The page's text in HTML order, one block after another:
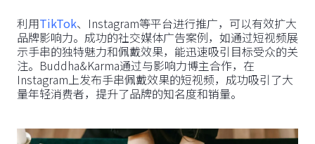
利用TikTok、Instagram等平台进行推广，可以有效扩大
品牌影响力。成功的社交媒体广告案例，如通过短视频展
示手串的独特魅力和佩戴效果，能迅速吸引目标受众的关
注。Buddha&Karma通过与影响力博主合作，在
Instagram上发布手串佩戴效果的短视频，成功吸引了大
量年轻消费者，提升了品牌的知名度和销量。